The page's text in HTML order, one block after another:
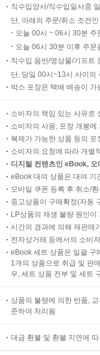
직수입양서/직수입일서중
단, 아래의 주문/취소 조건
오늘 00시 ~ 06시 30분
오늘 06시 30분 이후 주
직수입 음반/영상물/기프트
단, 당일 00시~13시 사이의
박스 포장은 택배 배송이
소비자의 책임 있는 사유로
소비자의 사용, 포장 개봉
복제가 가능한 상품 등의
소비자의 요청에 따라 개별
디지털 컨텐츠인 eBook,
eBook 대여 상품은 대여 기
모바일 쿠폰 등록 후 취소/
중고상품이 구매확정(자동
LP상품의 재생 불량 원인
시간의 경과에 의해 재판매
전자상거래 등에서의 소비
eBook 세트 상품은 일괄 구
1개의 상품으로 취급 및 판
우, 세트 상품 전부 및 세트
상품의 불량에 의한 반품,
준하여 처리됨
대금 환불 및 환불 지연에